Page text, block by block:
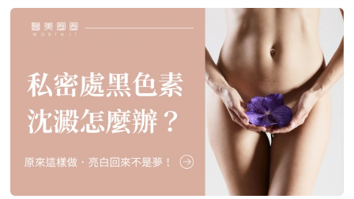
每個人體質差異，有部分人可能在術後暫時出現疤痕變黑的現象，通常需要
1到3個月的時間來調整。提眉手術後疤痕如何護理？傷口完全癒合後，可以
使用一般的眼霜或其他臉部保養品進行護理。對於積極保養的人，可以考慮
搭配使用除疤藥膏。在疤痕完全淡化之前，建議使用眉筆來化妝，以達到遮
掩的效果。一旦疤痕穩定，對於眉毛稀疏或對疤痕很在意的人，也可以考慮
利用眉毛紋繡等方式進行修飾。延伸閱讀：「靚眉」不是夢！掌握提眉手術
費用與眉毛下垂的各種成因★溫馨提醒★小編要提醒大家，醫療並非單純的
商業交易，所有的療程都伴隨著風險。因此，作為消費者應該謹慎選擇合適
的醫療方案，以確保安全與健康。
https://jfmskin.com/關注李杰年醫師FB👉https://reurl.cc/Mzk0nm杰膚
美診所地址：104台北市中山區復興北路50號2樓電話：02-8772-6625